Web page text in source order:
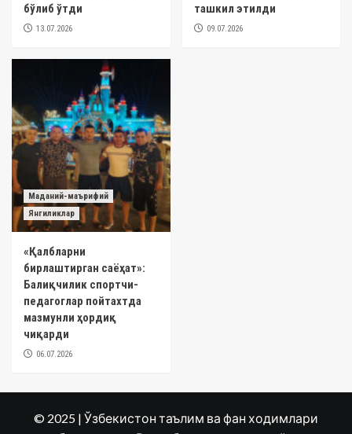
бўлиб ўтди
13.07.2026
ташкил этилди
09.07.2026
Маданий-маърифий
Янгиликлар
«Қалбларни
бирлаштирган саёҳат»:
Балиқчилик спортчи-
педагоглар пойтахтда
мазмунли ҳордиқ
чиқарди
06.07.2026
© 2025 | Ўзбекистон таълим ва фан ходимлари